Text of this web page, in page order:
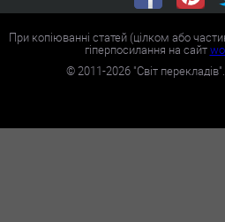
При копіюванні статей (цілком або
гіперпосилання на сайт
©2011-2026"Світ